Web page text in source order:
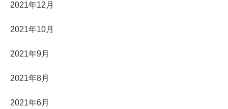
2021年12月
2021年10月
2021年9月
2021年8月
2021年6月